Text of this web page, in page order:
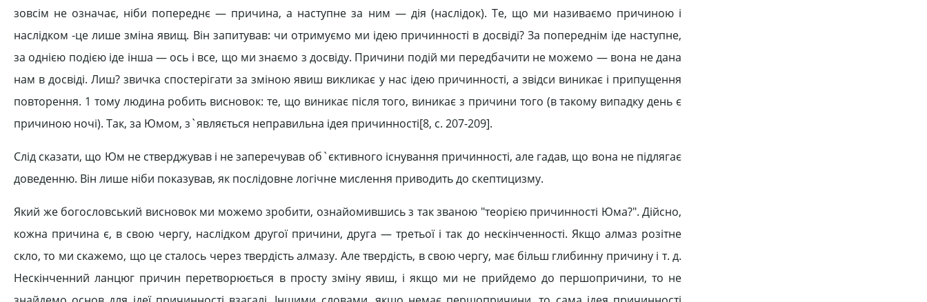
зовсім не означає, ніби попереднє — причина, а наступне за ним — дія (наслідок). Те, що ми називаємо причиною і
наслідком -це лише зміна явищ. Він запитував: чи отримуємо ми ідею причинності в досвіді? За попереднім іде наступне,
за однією подією іде інша — ось і все, що ми знаємо з досвіду. Причини подій ми передбачити не можемо — вона не дана
нам в досвіді. Лиш? звичка спостерігати за зміною явиш викликає у нас ідею причинності, а звідси виникає і припущення
повторення. 1 тому людина робить висновок: те, що виникає після того, виникає з причини того (в такому випадку день є
причиною ночі). Так, за Юмом, з`являється неправильна ідея причинності[8, c. 207-209].
Слід сказати, що Юм не стверджував і не заперечував об`єктивного існування причинності, але гадав, що вона не підлягає
доведенню. Він лише ніби показував, як послідовне логічне мислення приводить до скептицизму.
Який же богословський висновок ми можемо зробити, ознайомившись з так званою "теорією причинності Юма?". Дійсно,
кожна причина є, в свою чергу, наслідком другої причини, друга — третьої і так до нескінченності. Якщо алмаз розітне
скло, то ми скажемо, що це сталось через твердість алмазу. Але твердість, в свою чергу, має більш глибинну причину і т. д.
Нескінченний ланцюг причин перетворюється в просту зміну явиш, і якщо ми не прийдемо до першопричини, то не